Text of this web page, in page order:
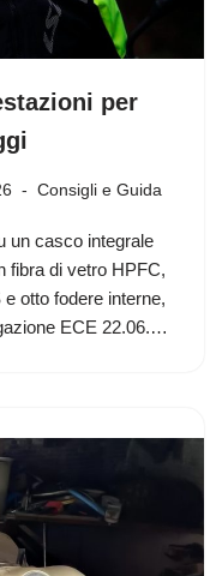
per
Consigli e Guida
un casco integrale
fibra di vetro HPFC,
otto fodere interne,
ECE 22.06.…